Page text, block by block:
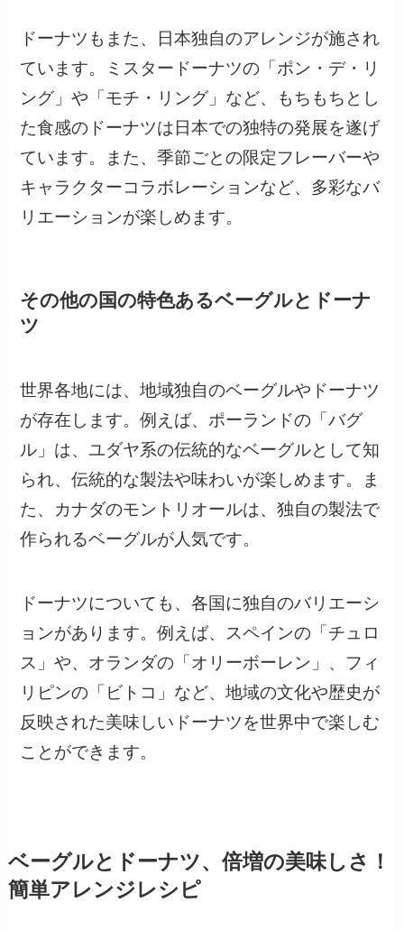
ドーナツもまた、日本独自のアレンジが施され
ています。ミスタードーナツの「ポン・デ・リ
ング」や「モチ・リング」など、もちもちとし
た食感のドーナツは日本での独特の発展を遂げ
ています。また、季節ごとの限定フレーバーや
キャラクターコラボレーションなど、多彩なバ
リエーションが楽しめます。
その他の国の特色あるベーグルとドーナ
ツ
世界各地には、地域独自のベーグルやドーナツ
が存在します。例えば、ポーランドの「バグ
ル」は、ユダヤ系の伝統的なベーグルとして知
られ、伝統的な製法や味わいが楽しめます。ま
た、カナダのモントリオールは、独自の製法で
作られるベーグルが人気です。
ドーナツについても、各国に独自のバリエーシ
ョンがあります。例えば、スペインの「チュロ
ス」や、オランダの「オリーボーレン」、フィ
リピンの「ビトコ」など、地域の文化や歴史が
反映された美味しいドーナツを世界中で楽しむ
ことができます。
ベーグルとドーナツ、倍増の美味しさ！
簡単アレンジレシピ